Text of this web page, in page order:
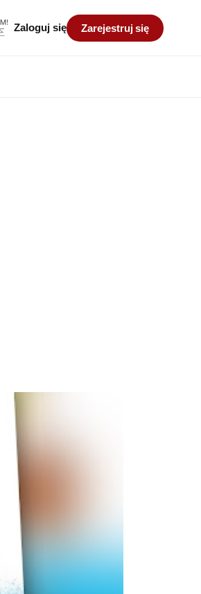
Zaloguj się Zarejestruj się